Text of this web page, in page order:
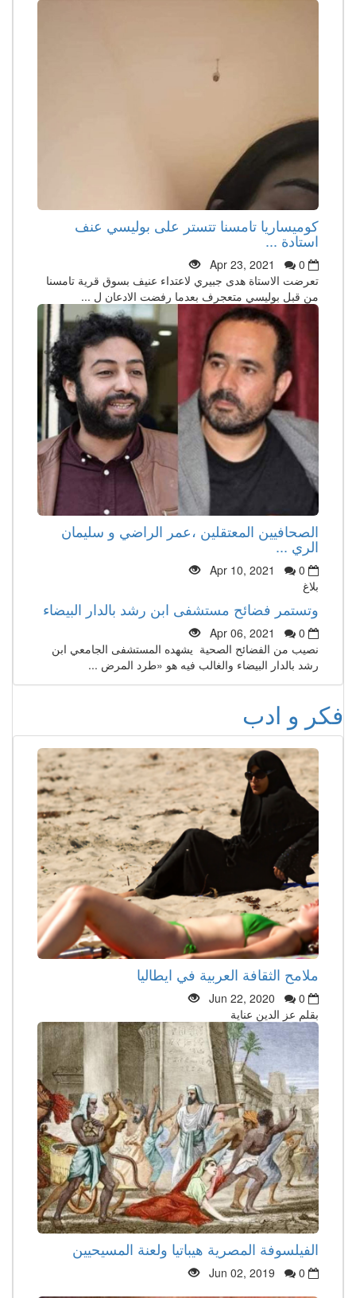
كوميساريا تامسنا تتستر على بوليسي عنف
استادة ...
Apr 23, 2021
0
تعرضت الاستاة هدى جبيري لاعتداء عنيف بسوق قرية تامسنا
من قبل بوليسي متعجرف بعدما رفضت الادعان ل ...
الصحافيين المعتقلين ،عمر الراضي و سليمان
الري ...
Apr 10, 2021
0
بلاغ
وتستمر فضائح مستشفى ابن رشد بالدار البيضاء
Apr 06, 2021
0
نصيب من الفضائح الصحية يشهده المستشفى الجامعي ابن
رشد بالدار البيضاء والغالب فيه هو «طرد المرض ...
فكر و ادب
ملامح الثقافة العربية في ايطاليا
Jun 22, 2020
0
بقلم عز الدين عناية
الفيلسوفة المصرية هيباتيا ولعنة المسيحيين
Jun 02, 2019 0